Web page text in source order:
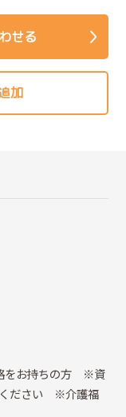
せる
をお持ちの方 ※資
ください ※介護福